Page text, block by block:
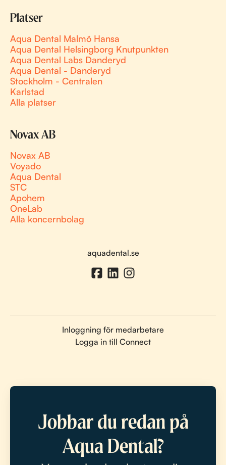
Platser
Aqua Dental Malmö Hansa
Aqua Dental Helsingborg Knutpunkten
Aqua Dental Labs Danderyd
Aqua Dental - Danderyd
Stockholm - Centralen
Karlstad
Alla platser
Novax AB
Novax AB
Voyado
Aqua Dental
STC
Apohem
OneLab
Alla koncernbolag
aquadental.se
Inloggning för medarbetare
Logga in till Connect
Jobbar du redan på
Aqua Dental?